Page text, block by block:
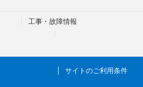
工事・故障情報
サイトのご利用条件